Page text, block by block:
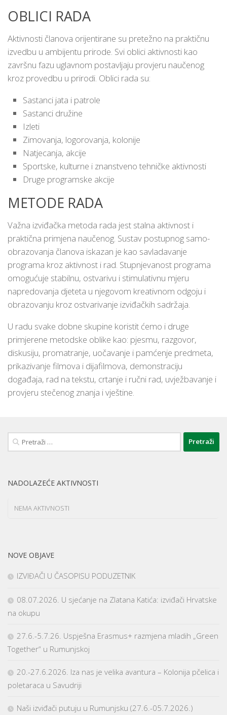
OBLICI RADA
Aktivnosti članova orijentirane su pretežno na praktičnu
izvedbu u ambijentu prirode. Svi oblici aktivnosti kao
završnu fazu uglavnom postavljaju provjeru naučenog
kroz provedbu u prirodi. Oblici rada su:
Sastanci jata i patrole
Sastanci družine
Izleti
Zimovanja, logorovanja, kolonije
Natjecanja, akcije
Sportske, kulturne i znanstveno tehničke aktivnosti
Druge programske akcije
METODE RADA
Važna izviđačka metoda rada jest stalna aktivnost i
praktična primjena naučenog. Sustav postupnog samo-
obrazovanja članova iskazan je kao savladavanje
programa kroz aktivnost i rad. Stupnjevanost programa
omogućuje stabilnu, ostvarivu i stimulativnu mjeru
napredovanja djeteta u njegovom kreativnom odgoju i
obrazovanju kroz ostvarivanje izviđačkih sadržaja.
U radu svake dobne skupine koristit ćemo i druge
primjerene metodske oblike kao: pjesmu, razgovor,
diskusiju, promatranje, uočavanje i pamćenje predmeta,
prikazivanje filmova i dijafilmova, demonstraciju
događaja, rad na tekstu, crtanje i ručni rad, uvježbavanje i
provjeru stečenog znanja i vještine.
Pretraži:
NADOLAZEĆE AKTIVNOSTI
NEMA AKTIVNOSTI
NOVE OBJAVE
IZVIĐAČI U ČASOPISU PODUZETNIK
08.07.2026. U sjećanje na Zlatana Katića: izviđači Hrvatske
na okupu
27.6.-5.7.26. Uspješna Erasmus+ razmjena mladih „Green
Together“ u Rumunjskoj
20.-27.6.2026. Iza nas je velika avantura – Kolonija pčelica i
poletaraca u Savudriji
Naši izviđači putuju u Rumunjsku (27.6.-05.7.2026.)